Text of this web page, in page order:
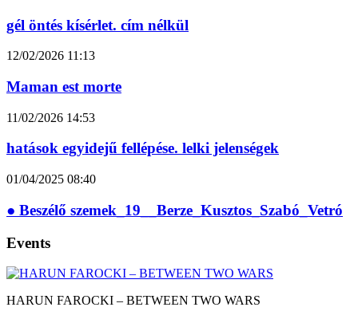
gél öntés kísérlet. cím nélkül
12/02/2026 11:13
Maman est morte
11/02/2026 14:53
hatások egyidejű fellépése. lelki jelenségek
01/04/2025 08:40
● Beszélő szemek_19__Berze_Kusztos_Szabó_Vetró
Events
HARUN FAROCKI – BETWEEN TWO WARS